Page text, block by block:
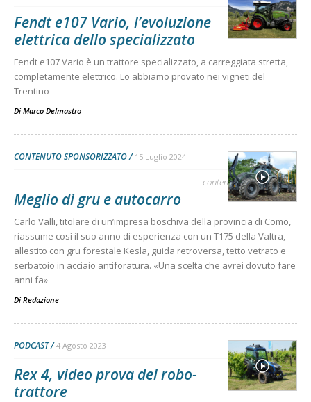
Fendt e107 Vario, l’evoluzione
elettrica dello specializzato
Fendt e107 Vario è un trattore specializzato, a carreggiata stretta,
completamente elettrico. Lo abbiamo provato nei vigneti del
Trentino
Di Marco Delmastro
CONTENUTO SPONSORIZZATO 15 Luglio 2024
contenuto sponsorizzato
Meglio di gru e autocarro
Carlo Valli, titolare di un’impresa boschiva della provincia di Como,
riassume così il suo anno di esperienza con un T175 della Valtra,
allestito con gru forestale Kesla, guida retroversa, tetto vetrato e
serbatoio in acciaio antiforatura. «Una scelta che avrei dovuto fare
anni fa»
Di Redazione
PODCAST 4 Agosto 2023
Rex 4, video prova del robo-
trattore